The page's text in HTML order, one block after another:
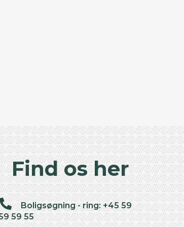
Find os her
Boligsøgning - ring: +45 59
59 55